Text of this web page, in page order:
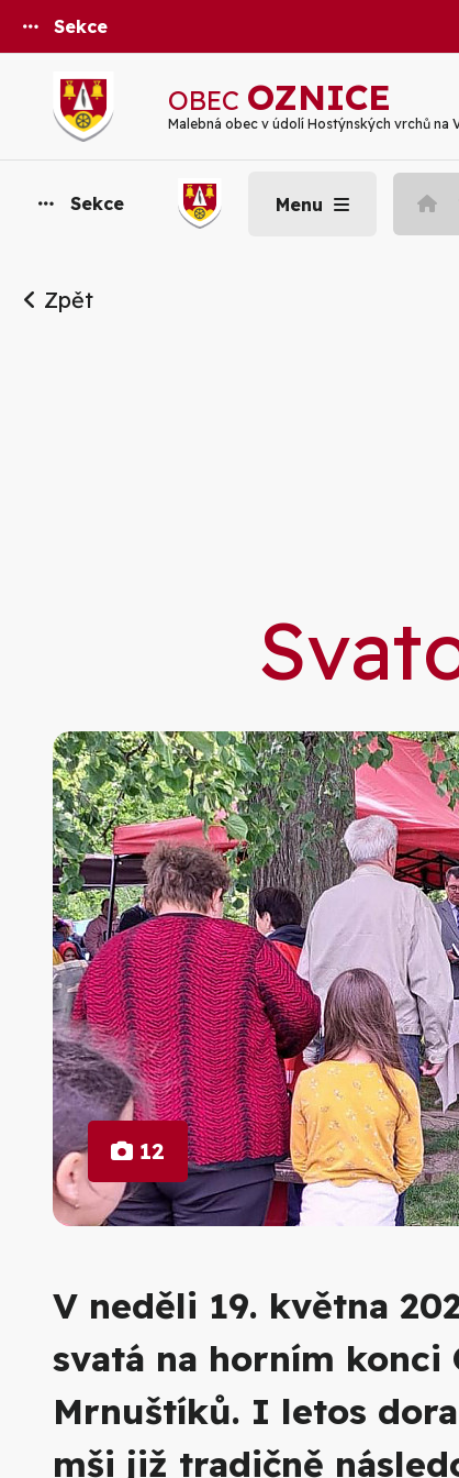
Sekce
OBEC OZNICE
Malebná obec v údolí Hostýnských vrchů na
Sekce Menu
Zpět
12
V neděli 19. května
svatá na horním konci
Mrnuštíků. I letos
mši již tradičně